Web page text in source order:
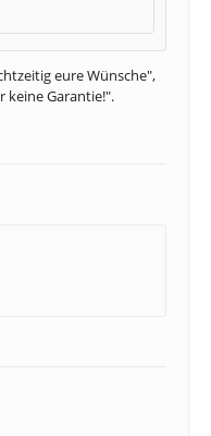
eure Wünsche",
keine Garantie!".